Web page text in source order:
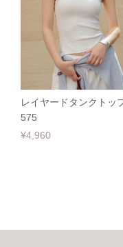
レイヤードタンクトッ
575
¥4,960